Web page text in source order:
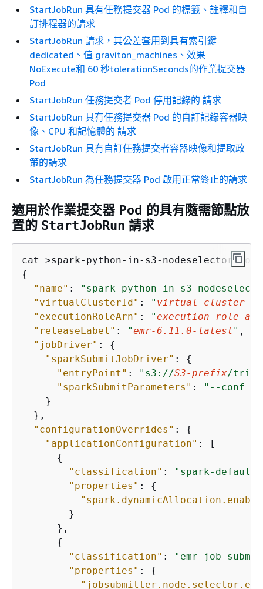
StartJobRun 具有任務提交器 Pod 的標籤、註釋和自
訂排程器的請求
StartJobRun 請求，其公差套用到具有索引鍵
dedicated、值 graviton_machines、效果
NoExecute和 60 秒tolerationSeconds的作業提交器
Pod
StartJobRun 任務提交者 Pod 停用記錄的 請求
StartJobRun 具有任務提交器 Pod 的自訂記錄容器映
像、CPU 和記憶體的 請求
StartJobRun 具有自訂任務提交者容器映像和提取政
策的請求
StartJobRun 為任務提交器 Pod 啟用正常終止的請求
適用於作業提交器 Pod 的具有隨需節點放
置的 StartJobRun 請求
{
"name" :
"spark-python-in-s3-
"virtualClusterId" : " virtual-cluster-id
"executionRoleArn" : "execution-role-arn
"releaseLabel" : "emr-6.11.0-latest" ,
"jobDriver" : {
"sparkSubmitJobDriver" : {
"entryPoint" : "s3://S3-prefix/trip-
"sparkSubmitParameters" :
"--conf
    }
  },
"configurationOverrides" : {
"applicationConfiguration" : [
{
"classification" :
"spark-
"properties" : {
        }
      },
{
"classification" :
"emr-job-
"properties" : {